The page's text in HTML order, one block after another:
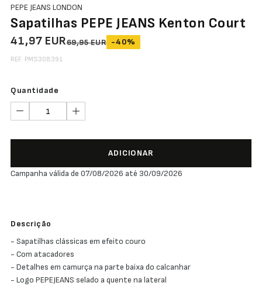
PEPE JEANS LONDON
Sapatilhas PEPE JEANS Kenton Court
41,97 EUR69,95 EUR -40%
REF. PMS308391
Quantidade
ADICIONAR
Campanha válida de 07/08/2026 até 30/09/2026
Descrição
- Sapatilhas clássicas em efeito couro
- Com atacadores
- Detalhes em camurça na parte baixa do calcanhar
- Logo PEPEJEANS selado a quente na lateral